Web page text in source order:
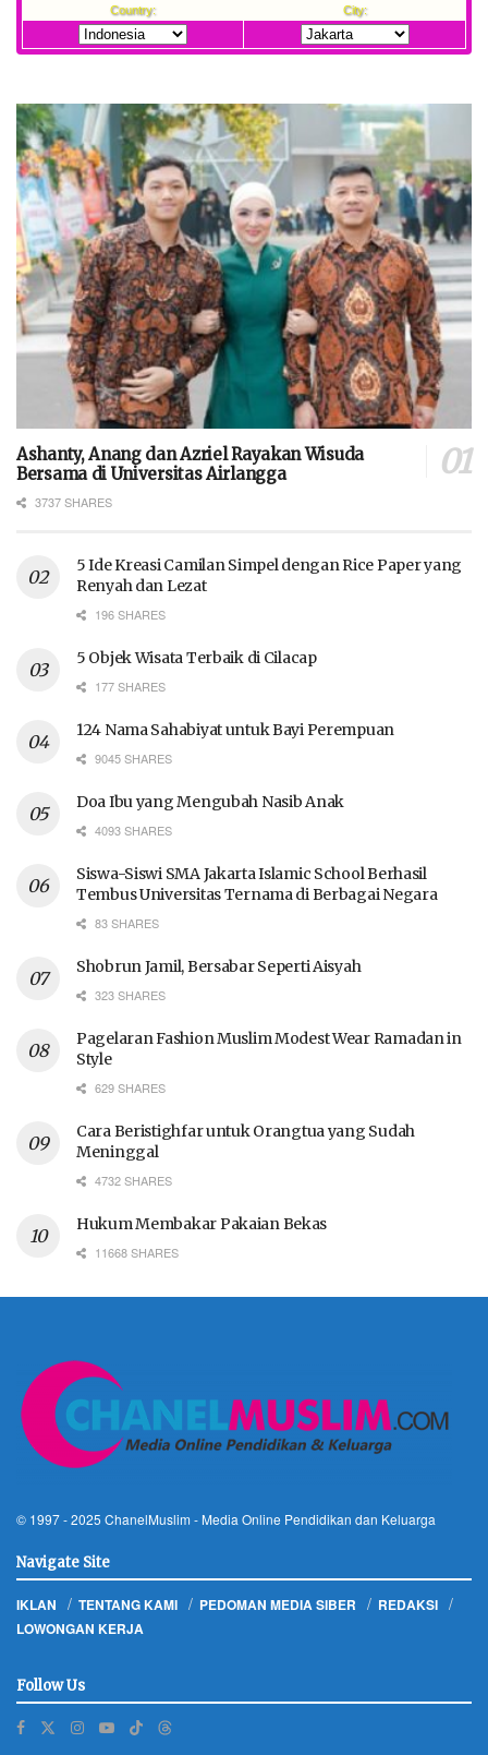
Ashanty, Anang dan Azriel Rayakan Wisuda
Bersama di Universitas Airlangga
3737 SHARES
5 Ide Kreasi Camilan Simpel dengan Rice Paper yang
Renyah dan Lezat
196 SHARES
5 Objek Wisata Terbaik di Cilacap
177 SHARES
124 Nama Sahabiyat untuk Bayi Perempuan
9045 SHARES
Doa Ibu yang Mengubah Nasib Anak
4093 SHARES
Siswa-Siswi SMA Jakarta Islamic School Berhasil
Tembus Universitas Ternama di Berbagai Negara
83 SHARES
Shobrun Jamil, Bersabar Seperti Aisyah
323 SHARES
Pagelaran Fashion Muslim Modest Wear Ramadan in
Style
629 SHARES
Cara Beristighfar untuk Orangtua yang Sudah
Meninggal
4732 SHARES
Hukum Membakar Pakaian Bekas
11668 SHARES
© 1997 - 2025 ChanelMuslim - Media Online Pendidikan dan Keluarga
Navigate Site
IKLAN TENTANG KAMI PEDOMAN MEDIA SIBER
REDAKSI
LOWONGAN KERJA
Follow Us